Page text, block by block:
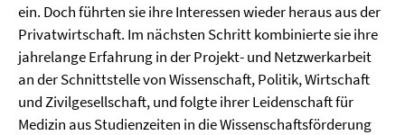
ein. Doch führten sie ihre Interessen wieder heraus aus der
Privatwirtschaft. Im nächsten Schritt kombinierte sie ihre
jahrelange Erfahrung in der Projekt- und Netzwerkarbeit
an der Schnittstelle von Wissenschaft, Politik, Wirtschaft
und Zivilgesellschaft, und folgte ihrer Leidenschaft für
Medizin aus Studienzeiten in die Wissenschaftsförderung